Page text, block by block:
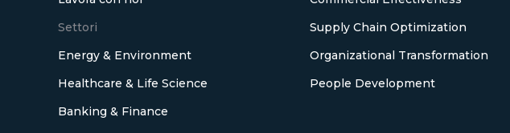
Settori
Energy & Environment
Healthcare & Life Science
Banking & Finance
Supply Chain Optimization
Organizational Transformation
People Development